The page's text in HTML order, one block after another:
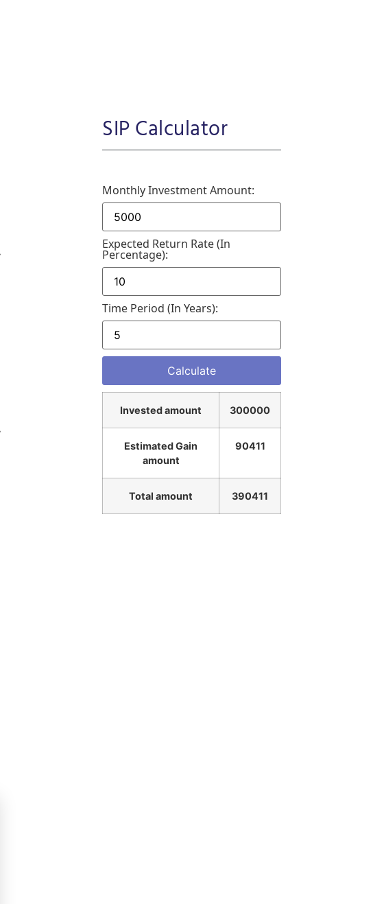
SIP Calculator
Monthly Investment Amount:
Expected Return Rate (in
Percentage):
Time Period (in Years):
Invested amount 300000
Estimated Gain
amount
90411
Total amount 390411